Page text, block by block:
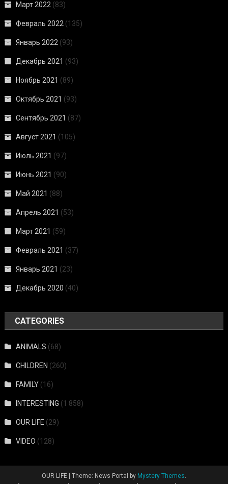
Март 2022 (83)
Февраль 2022 (135)
Январь 2022 (93)
Декабрь 2021 (93)
Ноябрь 2021 (89)
Октябрь 2021 (93)
Сентябрь 2021 (87)
Август 2021 (105)
Июль 2021 (97)
Июнь 2021 (90)
Май 2021 (88)
Апрель 2021 (53)
Март 2021 (59)
Февраль 2021 (37)
Январь 2021 (23)
Декабрь 2020 (40)
CATEGORIES
ANIMALS (68)
CHILDREN (260)
FAMILY (16)
INTERESTING (1 858)
OUR LIFE (29)
VIDEO (128)
OUR LIFE Theme: News Portal by Mystery Themes.